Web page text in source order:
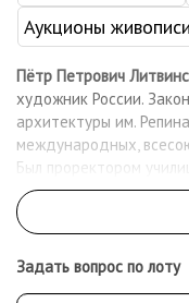
Аукционы живописи
Пётр Петрович
художник России.
архитектуры им.
международных,
Был проректором
живописи, ваяния и
Литвинского
коллекциях России,
стран СНГ, других стран.
Задать вопрос по лоту